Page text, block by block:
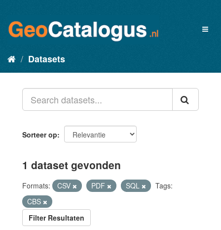
Datasets
Sorteer op
1 dataset gevonden
Formats: CSV PDF SQL
Tags:
CBS
Filter Resultaten